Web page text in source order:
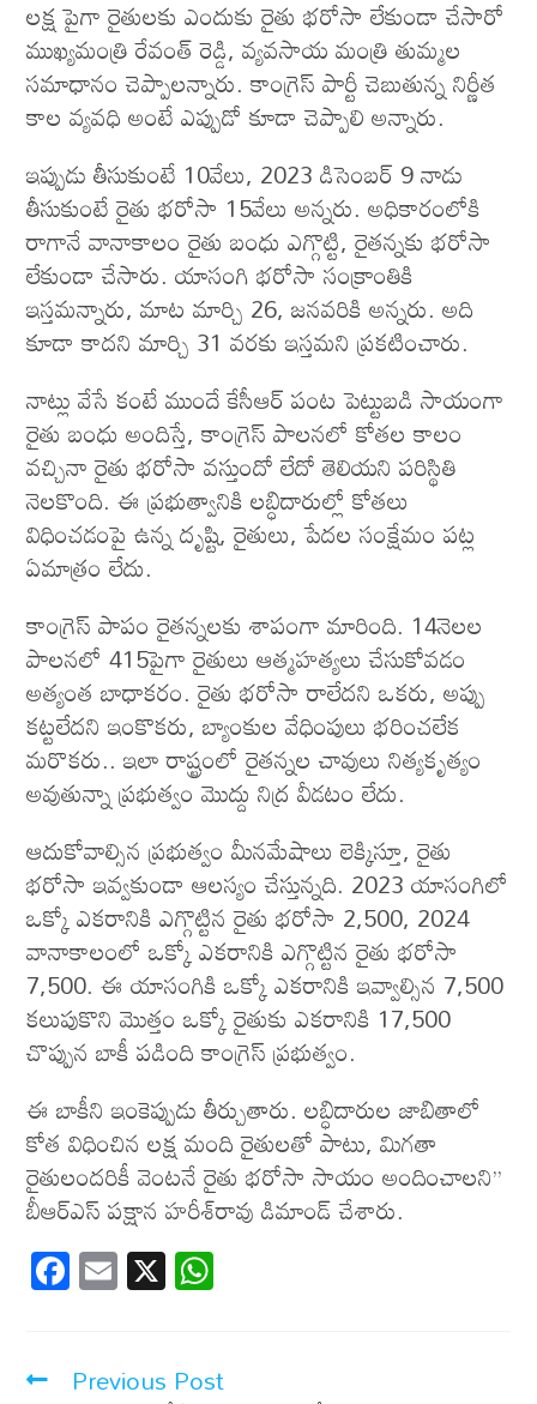
లక్ష పైగా రైతులకు ఎందుకు రైతు భరోసా లేకుండా చేసారో
ముఖ్యమంత్రి రేవంత్ రెడ్డి, వ్యవసాయ మంత్రి తుమ్మల
సమాధానం చెప్పాలన్నారు. కాంగ్రెస్ పార్టీ చెబుతున్న నిర్ణీత
కాల వ్యవధి అంటే ఎప్పుడో కూడా చెప్పాలి అన్నారు.
ఇప్పుడు తీసుకుంటే 10వేలు, 2023 డిసెంబర్ 9 నాడు
తీసుకుంటే రైతు భరోసా 15వేలు అన్నరు. అధికారంలోకి
రాగానే వానాకాలం రైతు బంధు ఎగ్గొట్టి, రైతన్నకు భరోసా
లేకుండా చేసారు. యాసంగి భరోసా సంక్రాంతికి
ఇస్తమన్నారు, మాట మార్చి 26, జనవరికి అన్నరు. అది
కూడా కాదని మార్చి 31 వరకు ఇస్తమని ప్రకటించారు.
నాట్లు వేసే కంటే ముందే కేసీఆర్ పంట పెట్టుబడి సాయంగా
రైతు బంధు అందిస్తే, కాంగ్రెస్ పాలనలో కోతల కాలం
వచ్చినా రైతు భరోసా వస్తుందో లేదో తెలియని పరిస్థితి
నెలకొంది. ఈ ప్రభుత్వానికి లబ్ధిదారుల్లో కోతలు
విధించడంపై ఉన్న దృష్టి, రైతులు, పేదల సంక్షేమం పట్ల
ఏమాత్రం లేదు.
కాంగ్రెస్ పాపం రైతన్నలకు శాపంగా మారింది. 14నెలల
పాలనలో 415పైగా రైతులు ఆత్మహత్యలు చేసుకోవడం
అత్యంత బాధాకరం. రైతు భరోసా రాలేదని ఒకరు, అప్పు
కట్టలేదని ఇంకొకరు, బ్యాంకుల వేధింపులు భరించలేక
మరొకరు.. ఇలా రాష్ట్రంలో రైతన్నల చావులు నిత్యకృత్యం
అవుతున్నా ప్రభుత్వం మొద్దు నిద్ర వీడటం లేదు.
ఆదుకోవాల్సిన ప్రభుత్వం మీనమేషాలు లెక్కిస్తూ, రైతు
భరోసా ఇవ్వకుండా ఆలస్యం చేస్తున్నది. 2023 యాసంగిలో
ఒక్కో ఎకరానికి ఎగ్గొట్టిన రైతు భరోసా 2,500, 2024
వానాకాలంలో ఒక్కో ఎకరానికి ఎగ్గొట్టిన రైతు భరోసా
7,500. ఈ యాసంగికి ఒక్కో ఎకరానికి ఇవ్వాల్సిన 7,500
కలుపుకొని మొత్తం ఒక్కో రైతుకు ఎకరానికి 17,500
చొప్పున బాకీ పడింది కాంగ్రెస్ ప్రభుత్వం.
ఈ బాకీని ఇంకెప్పుడు తీర్చుతారు. లబ్ధిదారుల జాబితాలో
కోత విధించిన లక్ష మంది రైతులతో పాటు, మిగతా
రైతులందరికీ వెంటనే రైతు భరోసా సాయం అందించాలని’’
బీఆర్ఎస్ పక్షాన హరీశ్‌రావు డిమాండ్ చేశారు.
F
ac
b
E
m
X
s
Previous Post